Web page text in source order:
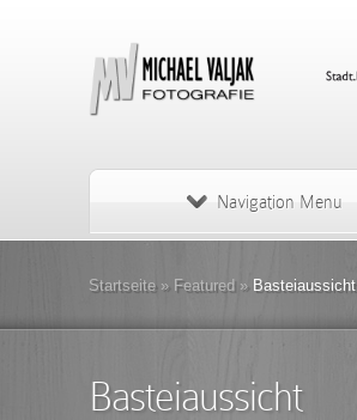
Navigation Menu
Startseite » Featured » Basteiaussicht
Basteiaussicht